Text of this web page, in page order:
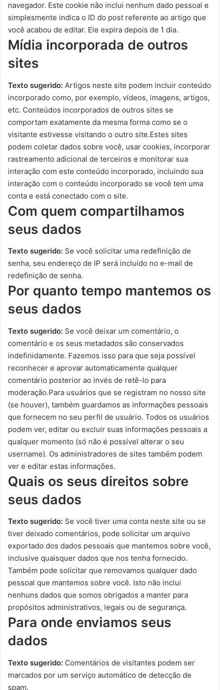
navegador. Este cookie não inclui nenhum dado pessoal e
simplesmente indica o ID do post referente ao artigo que
você acabou de editar. Ele expira depois de 1 dia.
Mídia incorporada de outros
sites
Texto sugerido: Artigos neste site podem incluir conteúdo
incorporado como, por exemplo, vídeos, imagens, artigos,
etc. Conteúdos incorporados de outros sites se
comportam exatamente da mesma forma como se o
visitante estivesse visitando o outro site.Estes sites
podem coletar dados sobre você, usar cookies, incorporar
rastreamento adicional de terceiros e monitorar sua
interação com este conteúdo incorporado, incluindo sua
interação com o conteúdo incorporado se você tem uma
conta e está conectado com o site.
Com quem compartilhamos
seus dados
Texto sugerido: Se você solicitar uma redefinição de
senha, seu endereço de IP será incluído no e-mail de
redefinição de senha.
Por quanto tempo mantemos os
seus dados
Texto sugerido: Se você deixar um comentário, o
comentário e os seus metadados são conservados
indefinidamente. Fazemos isso para que seja possível
reconhecer e aprovar automaticamente qualquer
comentário posterior ao invés de retê-lo para
moderação.Para usuários que se registram no nosso site
(se houver), também guardamos as informações pessoais
que fornecem no seu perfil de usuário. Todos os usuários
podem ver, editar ou excluir suas informações pessoais a
qualquer momento (só não é possível alterar o seu
username). Os administradores de sites também podem
ver e editar estas informações.
Quais os seus direitos sobre
seus dados
Texto sugerido: Se você tiver uma conta neste site ou se
tiver deixado comentários, pode solicitar um arquivo
exportado dos dados pessoais que mantemos sobre você,
inclusive quaisquer dados que nos tenha fornecido.
Também pode solicitar que removamos qualquer dado
pessoal que mantemos sobre você. Isto não inclui
nenhuns dados que somos obrigados a manter para
propósitos administrativos, legais ou de segurança.
Para onde enviamos seus
dados
Texto sugerido: Comentários de visitantes podem ser
marcados por um serviço automático de detecção de
spam.